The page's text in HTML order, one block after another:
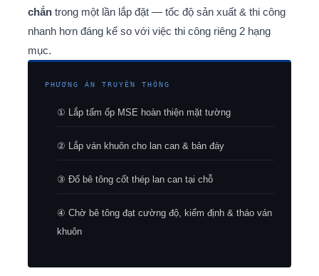
chắn trong một lần lắp đặt — tốc độ sản xuất & thi công
nhanh hơn đáng kể so với việc thi công riêng 2 hạng
mục.
PHƯƠNG ÁN TRUYỀN THỐNG
① Lắp tấm ốp MSE hoàn thiện mặt tường
② Lắp ván khuôn cho lan can & bản đáy
③ Đổ bê tông cốt thép lan can tại chỗ
④ Chờ bê tông đạt cường độ, kiểm định & tháo ván
khuôn